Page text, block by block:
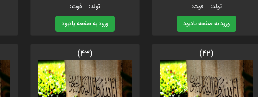
تولد: فوت:
ورود به صفحه یادبود
تولد: فوت:
ورود به صفحه یادبود
(42)
(43)